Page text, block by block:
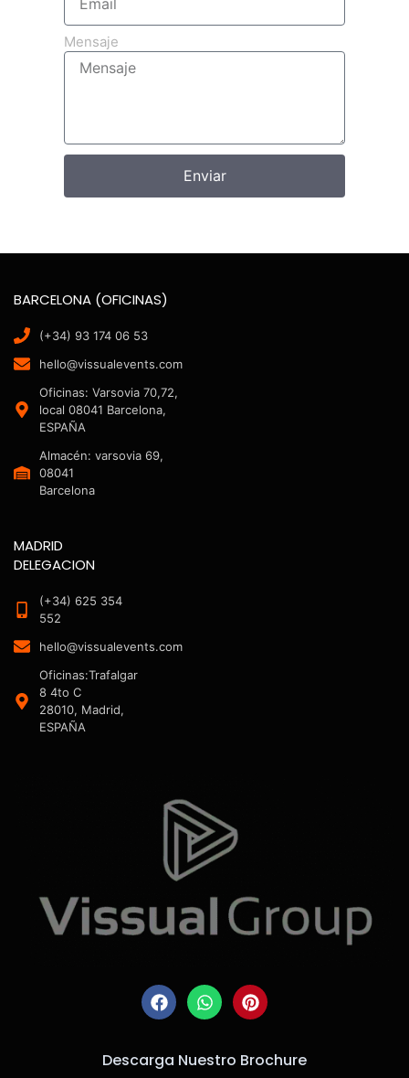
Mensaje
Enviar
BARCELONA (OFICINAS)
(+34) 93 174 06 53
hello@vissualevents.com
Oficinas: Varsovia 70,72,
local 08041 Barcelona,
ESPAÑA
Almacén: varsovia 69,
08041
Barcelona
MADRID
DELEGACION
(+34) 625 354
552
hello@vissualevents.com
Oficinas:Trafalgar
8 4to C
28010, Madrid,
ESPAÑA
Descarga Nuestro Brochure